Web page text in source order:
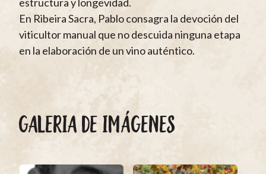
En Ribeira Sacra, Pablo consagra la devoción del
viticultor manual que no descuida ninguna etapa
en la elaboración de un vino auténtico.
GALERIA DE IMÁGENES